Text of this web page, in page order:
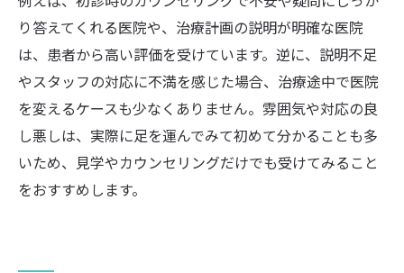
り答えてくれる医院や、治療計画の説明が明確な医院
は、患者から高い評価を受けています。逆に、説明不足
やスタッフの対応に不満を感じた場合、治療途中で医院
を変えるケースも少なくありません。雰囲気や対応の良
し悪しは、実際に足を運んでみて初めて分かることも多
いため、見学やカウンセリングだけでも受けてみること
をおすすめします。